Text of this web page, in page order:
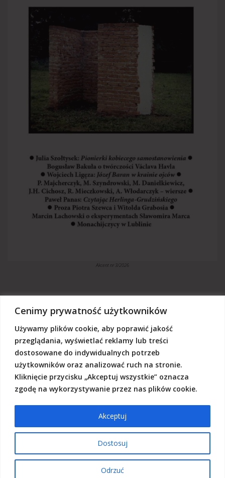
Cenimy prywatność użytkowników
Używamy plików cookie, aby poprawić jakość
przeglądania, wyświetlać reklamy lub treści
dostosowane do indywidualnych potrzeb
użytkowników oraz analizować ruch na stronie.
Kliknięcie przycisku „Akceptuj wszystkie” oznacza
zgodę na wykorzystywanie przez nas plików cookie.
Dostosuj
Odrzuć
Akceptuj
Akcent nr 3/2026
„Akcent” jest czasopismem niezależnym, utrzymujemy się z dotacji
budżetowych oraz darowizn. Będziemy wdzięczni, jeśli zechcą nas
Państwo wesprzeć dowolną kwotą.
Wschodnia Fundacja Kultury „Akcent”, ul. Grodzka 3, 20-112 Lublin
Nr rachunku:50124015031111000017528667
(z dopiskiem: Darowizna na działalność statutową Wschodniej
Fundacji Kultury Akcent w sferze pożytku publicznego)